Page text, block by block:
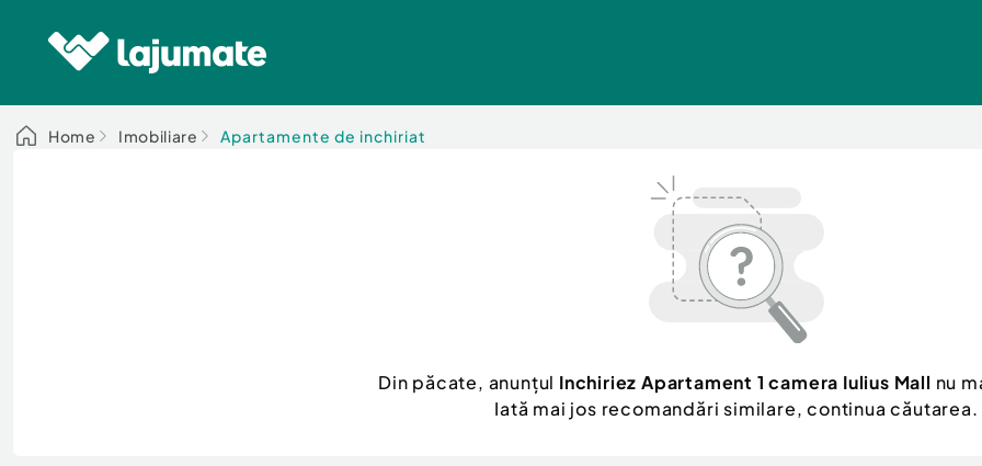
Home Imobiliare Apartamente de inchiriat
Din păcate, anunțul Inchiriez Apartament 1 camera Iulius Mall nu
Iată mai jos recomandări similare, continua căutarea.